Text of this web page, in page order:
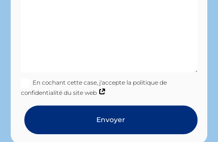
En cochant cette case, j'accepte la politique de
confidentialité du site web
Envoyer